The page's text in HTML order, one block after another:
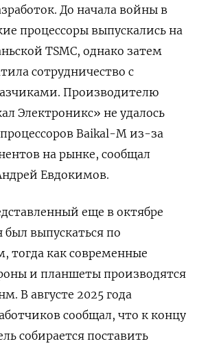
До начала войны в
процессоры выпускались на
TSMC, однако затем
сотрудничество с
Производителю
Электроникс» не удалось
Baikal-M из-за
на рынке, сообщал
Евдокимов.
еще в октябре
был выпускаться по
тогда как современные
и планшеты производятся
В августе 2025 года
сообщал, что к концу
собирается поставить